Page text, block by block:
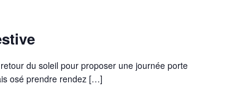
du soleil pour proposer une journée porte
osé prendre rendez[…]